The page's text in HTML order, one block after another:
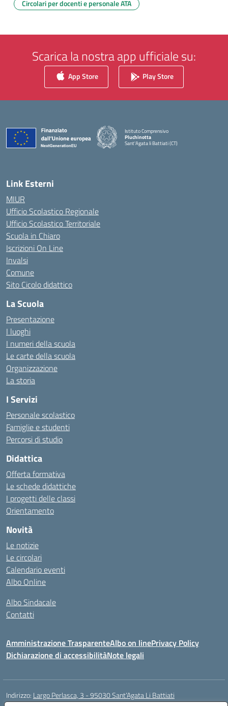
Circolari per docenti e personale ATA
Scarica la nostra app ufficiale su:
App Store Play Store
Istituto Comprensivo
Pluchinotta
Sant'Agata li Battiati (CT)
— Visita la pagina iniziale della scuola
Link Esterni
MIUR
Ufficio Scolastico Regionale
Ufficio Scolastico Territoriale
Scuola in Chiaro
Iscrizioni On Line
Invalsi
Comune
Sito Cicolo didattico
La Scuola
Presentazione
I luoghi
I numeri della scuola
Le carte della scuola
Organizzazione
La storia
I Servizi
Personale scolastico
Famiglie e studenti
Percorsi di studio
Didattica
Offerta formativa
Le schede didattiche
I progetti delle classi
Orientamento
Novità
Le notizie
Le circolari
Calendario eventi
Albo Online
Albo Sindacale
Contatti
Amministrazione TrasparenteAlbo on linePrivacy Policy
Dichiarazione di accessibilitàNote legali
Indirizzo: Largo Perlasca, 3 - 95030 Sant’Agata Li Battiati